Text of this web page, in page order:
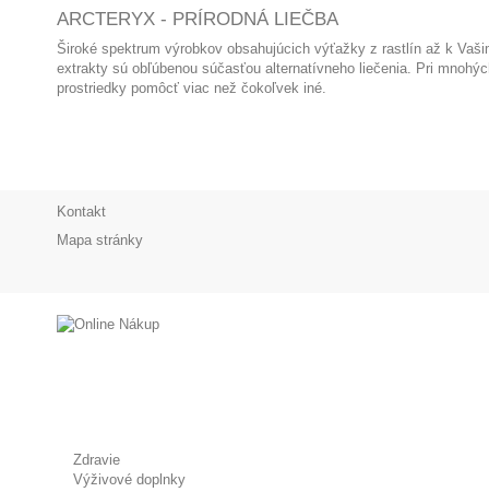
ARCTERYX - PRÍRODNÁ LIEČBA
Široké spektrum výrobkov obsahujúcich výťažky z rastlín až k
extrakty sú obľúbenou súčasťou alternatívneho liečenia. Pri
prostriedky pomôcť viac než čokoľvek iné.
Kontakt
Mapa stránky
Zdravie
Výživové doplnky